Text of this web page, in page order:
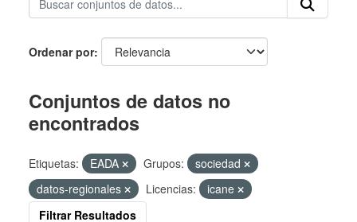
Ordenar por
Conjuntos de datos no
encontrados
Etiquetas: EADA Grupos:
sociedad
datos-regionales
Licencias:
icane
Filtrar Resultados